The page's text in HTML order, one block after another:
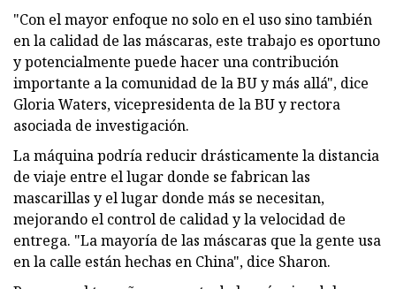
"Con el mayor enfoque no solo en el uso sino también
en la calidad de las máscaras, este trabajo es oportuno
y potencialmente puede hacer una contribución
importante a la comunidad de la BU y más allá", dice
Gloria Waters, vicepresidenta de la BU y rectora
asociada de investigación.
La máquina podría reducir drásticamente la distancia
de viaje entre el lugar donde se fabrican las
mascarillas y el lugar donde más se necesitan,
mejorando el control de calidad y la velocidad de
entrega. "La mayoría de las máscaras que la gente usa
en la calle están hechas en China", dice Sharon.